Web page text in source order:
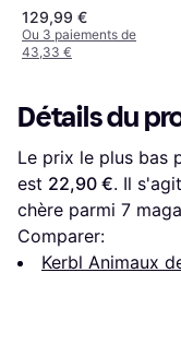
129,99 €
Ou 3 paiements de
43,33 €
Détails du
Le prix le plus bas
est 22,90 €. Il
chère parmi 7
Comparer:
Kerbl Animaux